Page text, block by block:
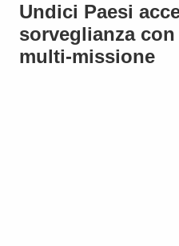
Undici Paesi
sorveglianza
multi-missione